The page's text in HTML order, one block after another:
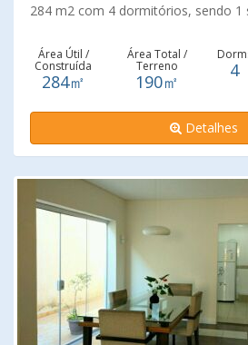
284 m2 com 4 dormitórios, sendo 1
banheiro e lavanderia, no piso
dormitórios, sendo 1 suíte com
2 banheiros , cozinha e lavanderia e
independente, fácil acesso ao
avenidas, agende sua visita
Área Útil /
Construída
284㎡
Área Total /
Terreno
190㎡
4
Detalhes